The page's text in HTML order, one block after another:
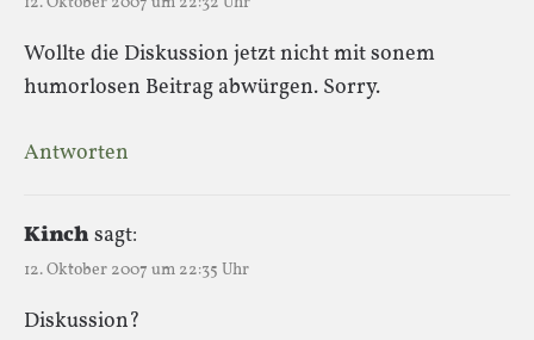
Wollte die Diskussion jetzt nicht mit sonem
humorlosen Beitrag abwürgen. Sorry.
Antworten
Kinch sagt:
12. Oktober 2007 um 22:35 Uhr
Diskussion?